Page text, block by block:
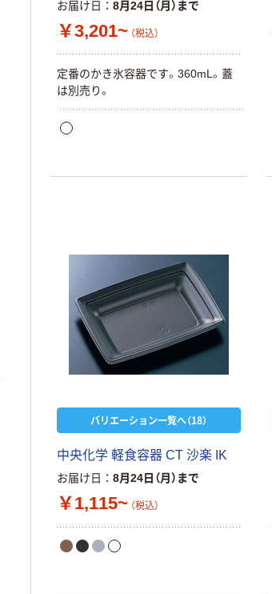
お届け日 8月24日（月）まで
￥3,201~ （税込）
定番のかき氷容器です。360mL。蓋
は別売り。
バリエーション一覧へ（18）
中央化学 軽食容器 CT 沙楽 IK
お届け日 8月24日（月）まで
￥1,115~ （税込）